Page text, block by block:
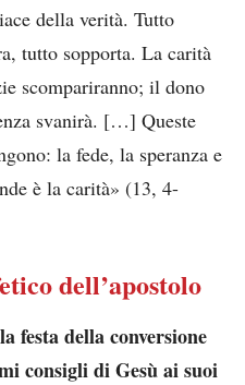
della verità. Tutto
tutto sopporta. La carità
scompariranno; il dono
svanirà. […] Queste
la fede, la speranza e
è la carità» (13, 4-
dell’apostolo
festa della conversione
consigli di Gesù ai suoi